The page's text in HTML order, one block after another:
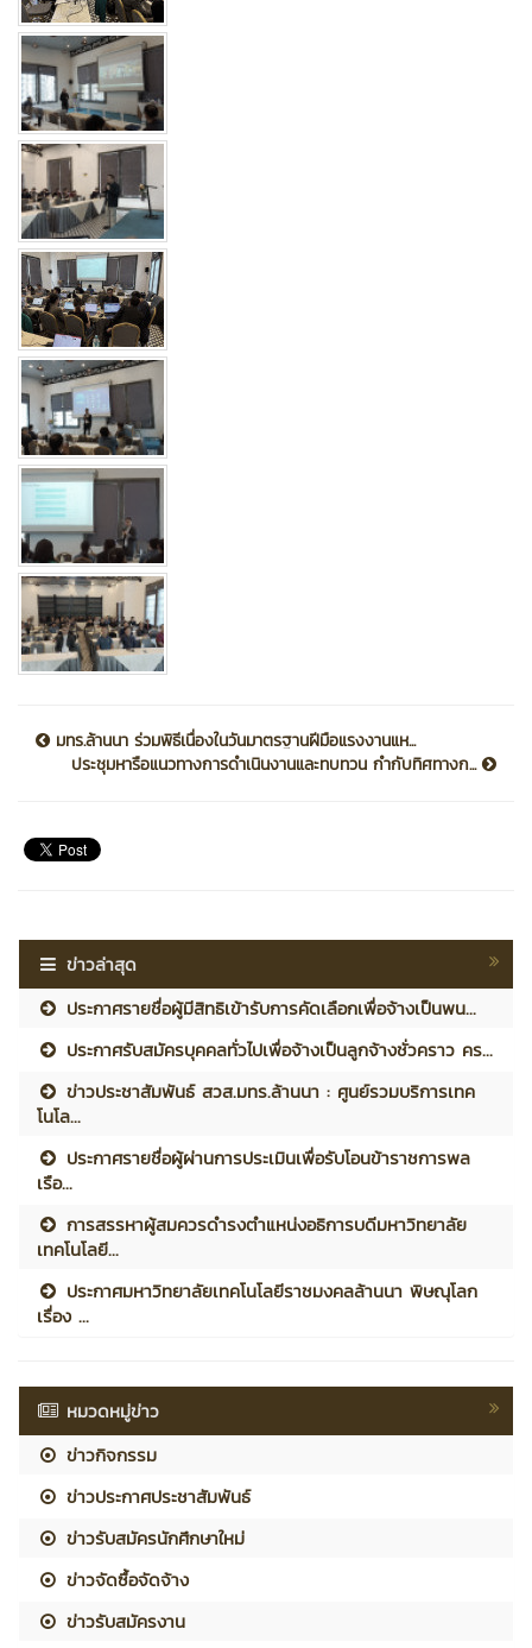
มทร.ล้านนา ร่วมพิธีเนื่องในวันมาตรฐานฝีมือแรงงานแห...
ประชุมหารือแนวทางการดำเนินงานและทบทวน กำกับทิศทางก...
ข่าวล่าสุด
ประกาศรายชื่อผู้มีสิทธิเข้ารับการคัดเลือกเพื่อจ้างเป็นพน...
ประกาศรับสมัครบุคคลทั่วไปเพื่อจ้างเป็นลูกจ้างชั่วคราว คร...
ข่าวประชาสัมพันธ์ สวส.มทร.ล้านนา : ศูนย์รวมบริการเทค
โนโล...
ประกาศรายชื่อผู้ผ่านการประเมินเพื่อรับโอนข้าราชการพล
เรือ...
การสรรหาผู้สมควรดำรงตำแหน่งอธิการบดีมหาวิทยาลัย
เทคโนโลยี...
ประกาศมหาวิทยาลัยเทคโนโลยีราชมงคลล้านนา พิษณุโลก
เรื่อง ...
หมวดหมู่ข่าว
ข่าวกิจกรรม
ข่าวประกาศประชาสัมพันธ์
ข่าวรับสมัครนักศึกษาใหม่
ข่าวจัดซื้อจัดจ้าง
ข่าวรับสมัครงาน